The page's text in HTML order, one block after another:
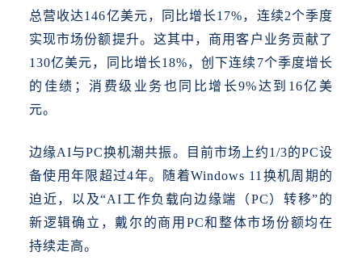
总营收达146亿美元，同比增长17%，连续2个季度
实现市场份额提升。这其中，商用客户业务贡献了
130亿美元，同比增长18%，创下连续7个季度增长
的佳绩；消费级业务也同比增长9%达到16亿美
元。
边缘AI与PC换机潮共振。目前市场上约1/3的PC设
备使用年限超过4年。随着Windows 11换机周期的
迫近，以及“AI工作负载向边缘端（PC）转移”的
新逻辑确立，戴尔的商用PC和整体市场份额均在
持续走高。